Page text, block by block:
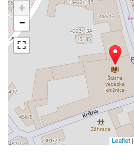
+
−
Leaflet|